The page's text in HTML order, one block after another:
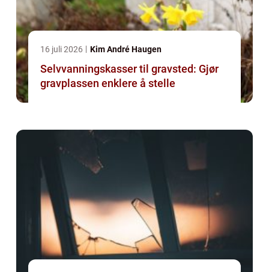
16 juli 2026 Kim André Haugen
Selvvanningskasser til gravsted: Gjør
gravplassen enklere å stelle